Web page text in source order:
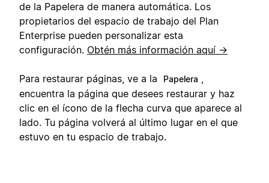
de la Papelera de manera automática. Los
propietarios del espacio de trabajo del Plan
Enterprise pueden personalizar esta
configuración. Obtén más información aquí →
Para restaurar páginas, ve a la Papelera ,
encuentra la página que desees restaurar y haz
clic en el ícono de la flecha curva que aparece al
lado. Tu página volverá al último lugar en el que
estuvo en tu espacio de trabajo.